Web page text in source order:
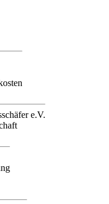
e.V.